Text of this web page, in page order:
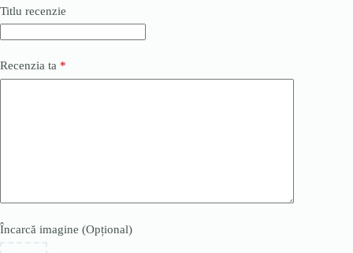
Titlu recenzie
Recenzia ta *
Încarcă imagine (Opțional)